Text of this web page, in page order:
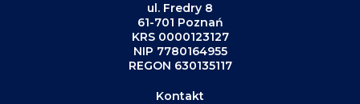
ul. Fredry 8
61-701 Poznań
KRS 0000123127
NIP 7780164955
REGON 630135117
Kontakt